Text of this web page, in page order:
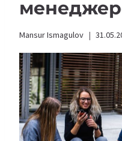
Mansur Ismagulov